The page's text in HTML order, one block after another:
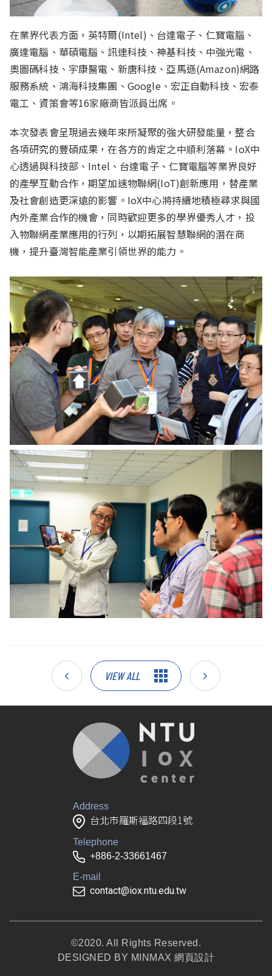
在業界代表方面，英特爾(Intel)、台達電子、仁寶電腦、
廣達電腦、華碩電腦、訊連科技、神基科技、中強光電、
奧圖碼科技、宇康醫電、新唐科技、亞馬遜(Amazon)網路
服務系統、鴻海科技集團、Google、宏正自動科技、宏泰
電工、資策會等16家廠商皆派員出席。
本次發表會呈現過去幾年來所凝聚的強大研發能量，整合
各項研究的豐碩成果，在各方的肯定之中順利落幕。IoX中
心透過與科技部、Intel、台達電子、仁寶電腦等業界良好
的產學互動合作，期望加速物聯網(IoT)創新應用，替產業
及社會創造更深遠的影響。IoX中心將持續地積極尋求與國
內外產業合作的機會，同時歡迎更多的學界優秀人才，投
入物聯網產業應用的行列，以期拓展智慧聯網的潛在商
機，提升臺灣智能產業引領世界的能力。
VIEW ALL
Address
台北市羅斯福路四段1號
Telephone
+886-2-33661467
E-mail
contact@iox.ntu.edu.tw
©2020. All Rights Reserved.
DESIGNED BY MINMAX 網頁設計